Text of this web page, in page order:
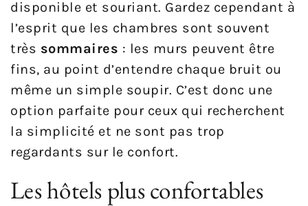
disponible et souriant. Gardez cependant à
l’esprit que les chambres sont souvent
très sommaires : les murs peuvent être
fins, au point d’entendre chaque bruit ou
même un simple soupir. C’est donc une
option parfaite pour ceux qui recherchent
la simplicité et ne sont pas trop
regardants sur le confort.
Les hôtels plus confortables